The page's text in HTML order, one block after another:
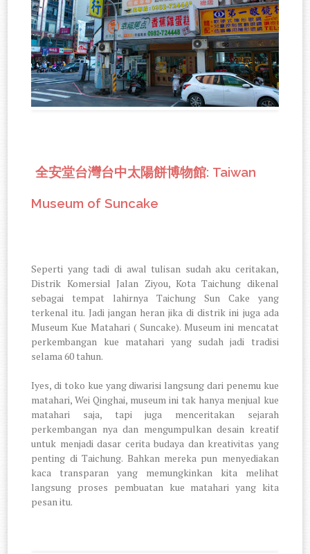
全安堂台灣台中太陽餅博物館: Taiwan
Museum of Suncake
Seperti yang tadi di awal tulisan sudah aku ceritakan,
Distrik Komersial Jalan Ziyou, Kota Taichung dikenal
sebagai tempat lahirnya Taichung Sun Cake yang
terkenal itu. Jadi jangan heran jika di distrik ini juga ada
Museum Kue Matahari ( Suncake). Museum ini mencatat
perkembangan kue matahari yang sudah jadi tradisi
selama 60 tahun.
Iyes, di toko kue yang diwarisi langsung dari penemu kue
matahari, Wei Qinghai, museum ini tak hanya menjual kue
matahari saja, tapi juga menceritakan sejarah
perkembangan nya dan mengumpulkan desain kreatif
untuk menjadi dasar cerita budaya dan kreativitas yang
penting di Taichung. Bahkan mereka pun menyediakan
kaca transparan yang memungkinkan kita melihat
langsung proses pembuatan kue matahari yang kita
pesan itu.